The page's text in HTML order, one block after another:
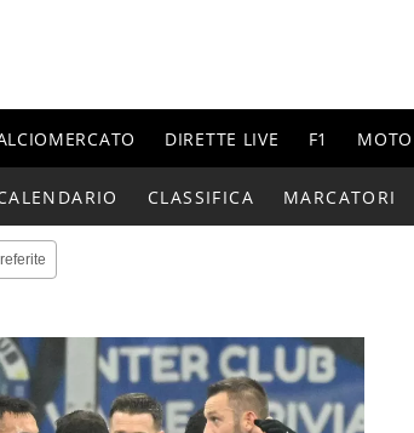
DIRETTE LIVE F1 MOTO
CLASSIFICA MARCATORI